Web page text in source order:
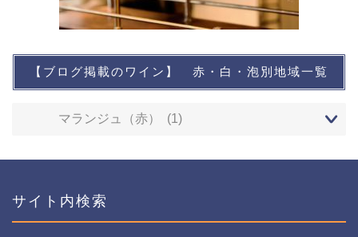
【ブログ掲載のワイン】 赤・白・泡別地域一覧
サイト内検索
想い出に残るワイン